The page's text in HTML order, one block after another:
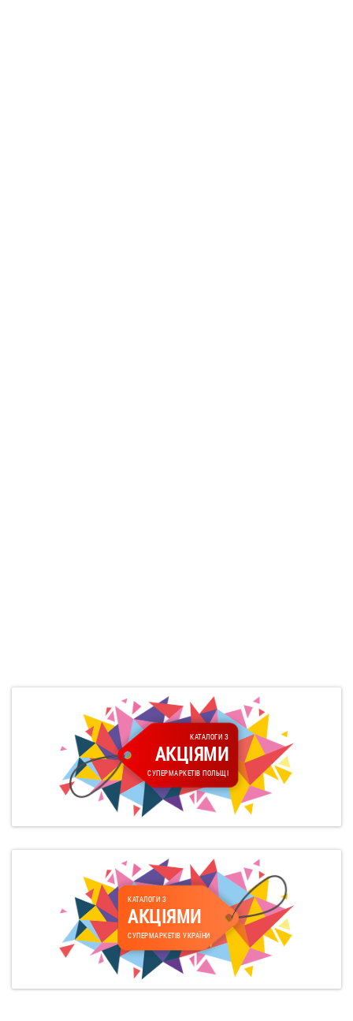
КАТАЛОГИ З
АКЦІЯМИ
СУПЕРМАРКЕТІВ ПОЛЬЩІ
КАТАЛОГИ З
АКЦІЯМИ
СУПЕРМАРКЕТІВ УКРАЇНИ